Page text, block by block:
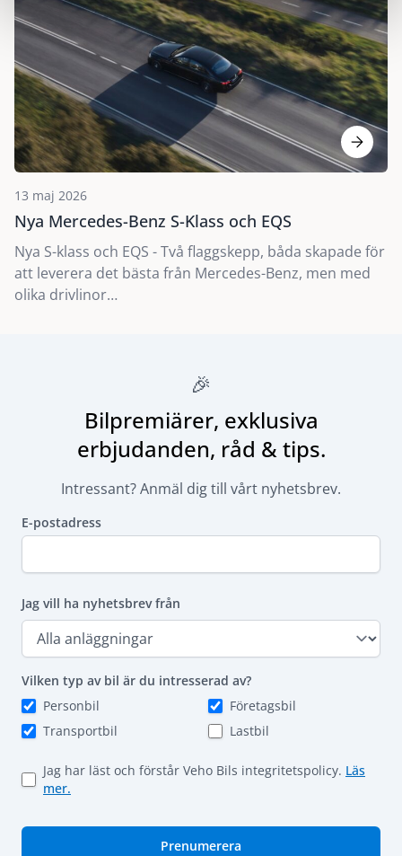
13 maj 2026
Nya Mercedes-Benz S-Klass och EQS
Nya S-klass och EQS - Två flaggskepp, båda skapade för
att leverera det bästa från Mercedes-Benz, men med
olika drivlinor…
🎉
Bilpremiärer, exklusiva
erbjudanden, råd & tips.
Intressant? Anmäl dig till vårt nyhetsbrev.
E-postadress
Jag vill ha nyhetsbrev från
Vilken typ av bil är du intresserad av?
Personbil
Företagsbil
Transportbil
Lastbil
Jag har läst och förstår Veho Bils integritetspolicy. Läs
mer.
Prenumerera